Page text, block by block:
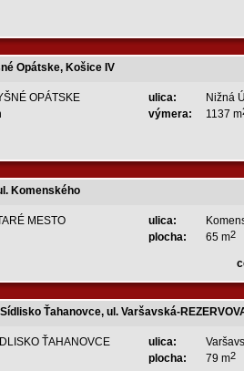
Opátske, Košice IV
OPÁTSKE ulica:
Nižná
výmera: 1137 m
Komenského
MESTO ulica:
plocha: 65 m2
Ťahanovce, ul. Varšavská-
ŤAHANOVCE ulica:
plocha: 79 m2